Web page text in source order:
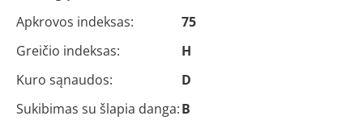
Apkrovos indeksas:
75
Greičio indeksas:
H
Kuro sąnaudos:
D
Sukibimas su šlapia danga:B